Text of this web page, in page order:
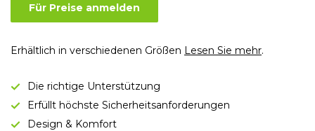
Für Preise anmelden
Erhältlich in verschiedenen Größen Lesen Sie mehr.
Die richtige Unterstützung
Erfüllt höchste Sicherheitsanforderungen
Design & Komfort